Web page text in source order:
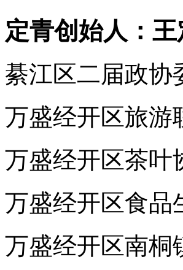
定青创始人：
綦江区二届政协
万盛经开区旅游
万盛经开区茶叶
万盛经开区食品
万盛经开区南桐